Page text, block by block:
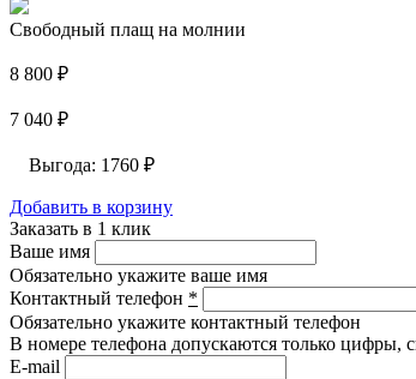
Свободный плащ на молнии
8 800 ₽
7 040 ₽
Выгода: 1760 ₽
Добавить в корзину
Заказать в 1 клик
Ваше имя
Обязательно укажите ваше имя
Контактный телефон *
Обязательно укажите контактный телефон
В номере телефона допускаются только цифры,
E-mail